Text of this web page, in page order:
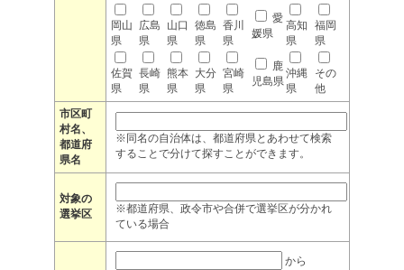
岡山
県
広島
県
山口
県
徳島
県
香川
県
愛
媛県
高知
県
福岡
県
佐賀
県
長崎
県
熊本
県
大分
県
宮崎
県
鹿
児島県
沖縄
県
その
他
市区町
村名、
都道府
県名
※同名の自治体は、都道府県とあわせて検索
することで分けて探すことができます。
対象の
選挙区
※都道府県、政令市や合併で選挙区が分かれ
ている場合
から